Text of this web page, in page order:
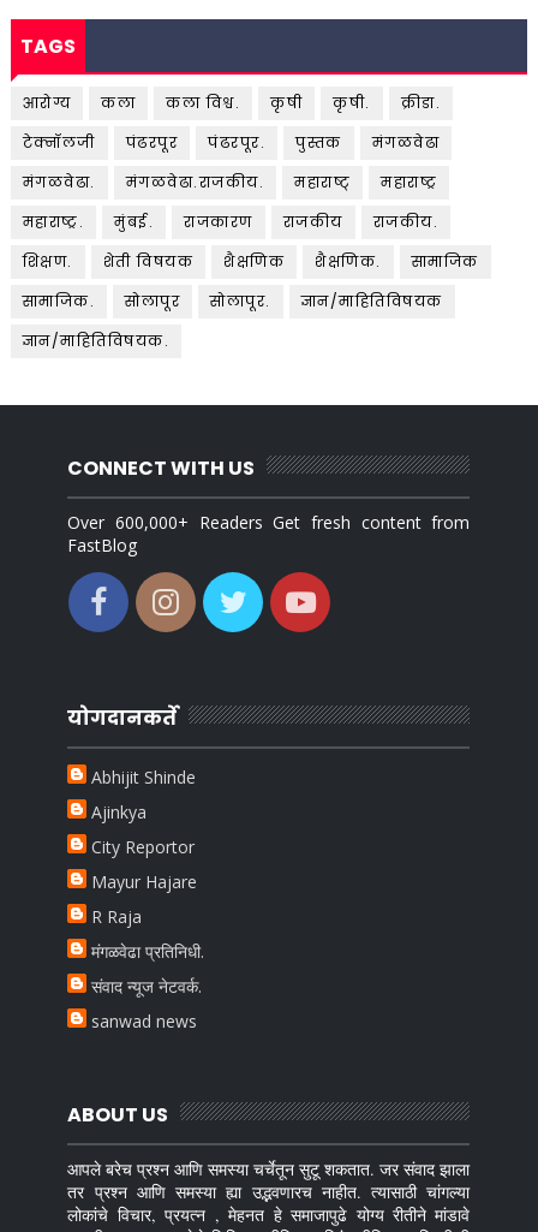
TAGS
आरोग्य कला कला विश्व. कृषी कृषी.
क्रीडा.
टेक्नॉलजी
पंढरपूर पंढरपूर. पुस्तक
मंगळवेढा
मंगळवेढा.
मंगळवेढा.राजकीय. महाराष्ट्
महाराष्ट्र
महाराष्ट्र.
मुंबई. राजकारण राजकीय
राजकीय.
शिक्षण.
शेती विषयक शैक्षणिक शैक्षणिक.
सामाजिक
सामाजिक.
सोलापूर सोलापूर.
ज्ञान/माहितिविषयक
ज्ञान/माहितिविषयक.
CONNECT WITH US
Over 600,000+ Readers Get fresh content from
FastBlog
योगदानकर्ते
Abhijit Shinde
Ajinkya
City Reportor
Mayur Hajare
R Raja
मंगळवेढा प्रतिनिधी.
संवाद न्यूज नेटवर्क.
sanwad news
ABOUT US
आपले बरेच प्रश्न आणि समस्या चर्चेतून सुटू शकतात. जर संवाद झाला
तर प्रश्न आणि समस्या ह्या उद्भवणारच नाहीत. त्यासाठी चांगल्या
लोकांचे विचार, प्रयत्न , मेहनत हे समाजापुढे योग्य रीतीने मांडावे